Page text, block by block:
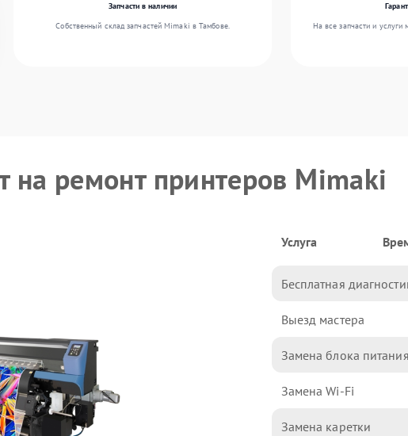
Запчасти в наличии
Собственный склад запчастей Mimaki в Тамбове.
На все запчасти и услуги
на ремонт принтеров Mimaki
Услуга
Бесплатная
Выезд мастера
Замена блока питания
Замена Wi-Fi
Замена каретки